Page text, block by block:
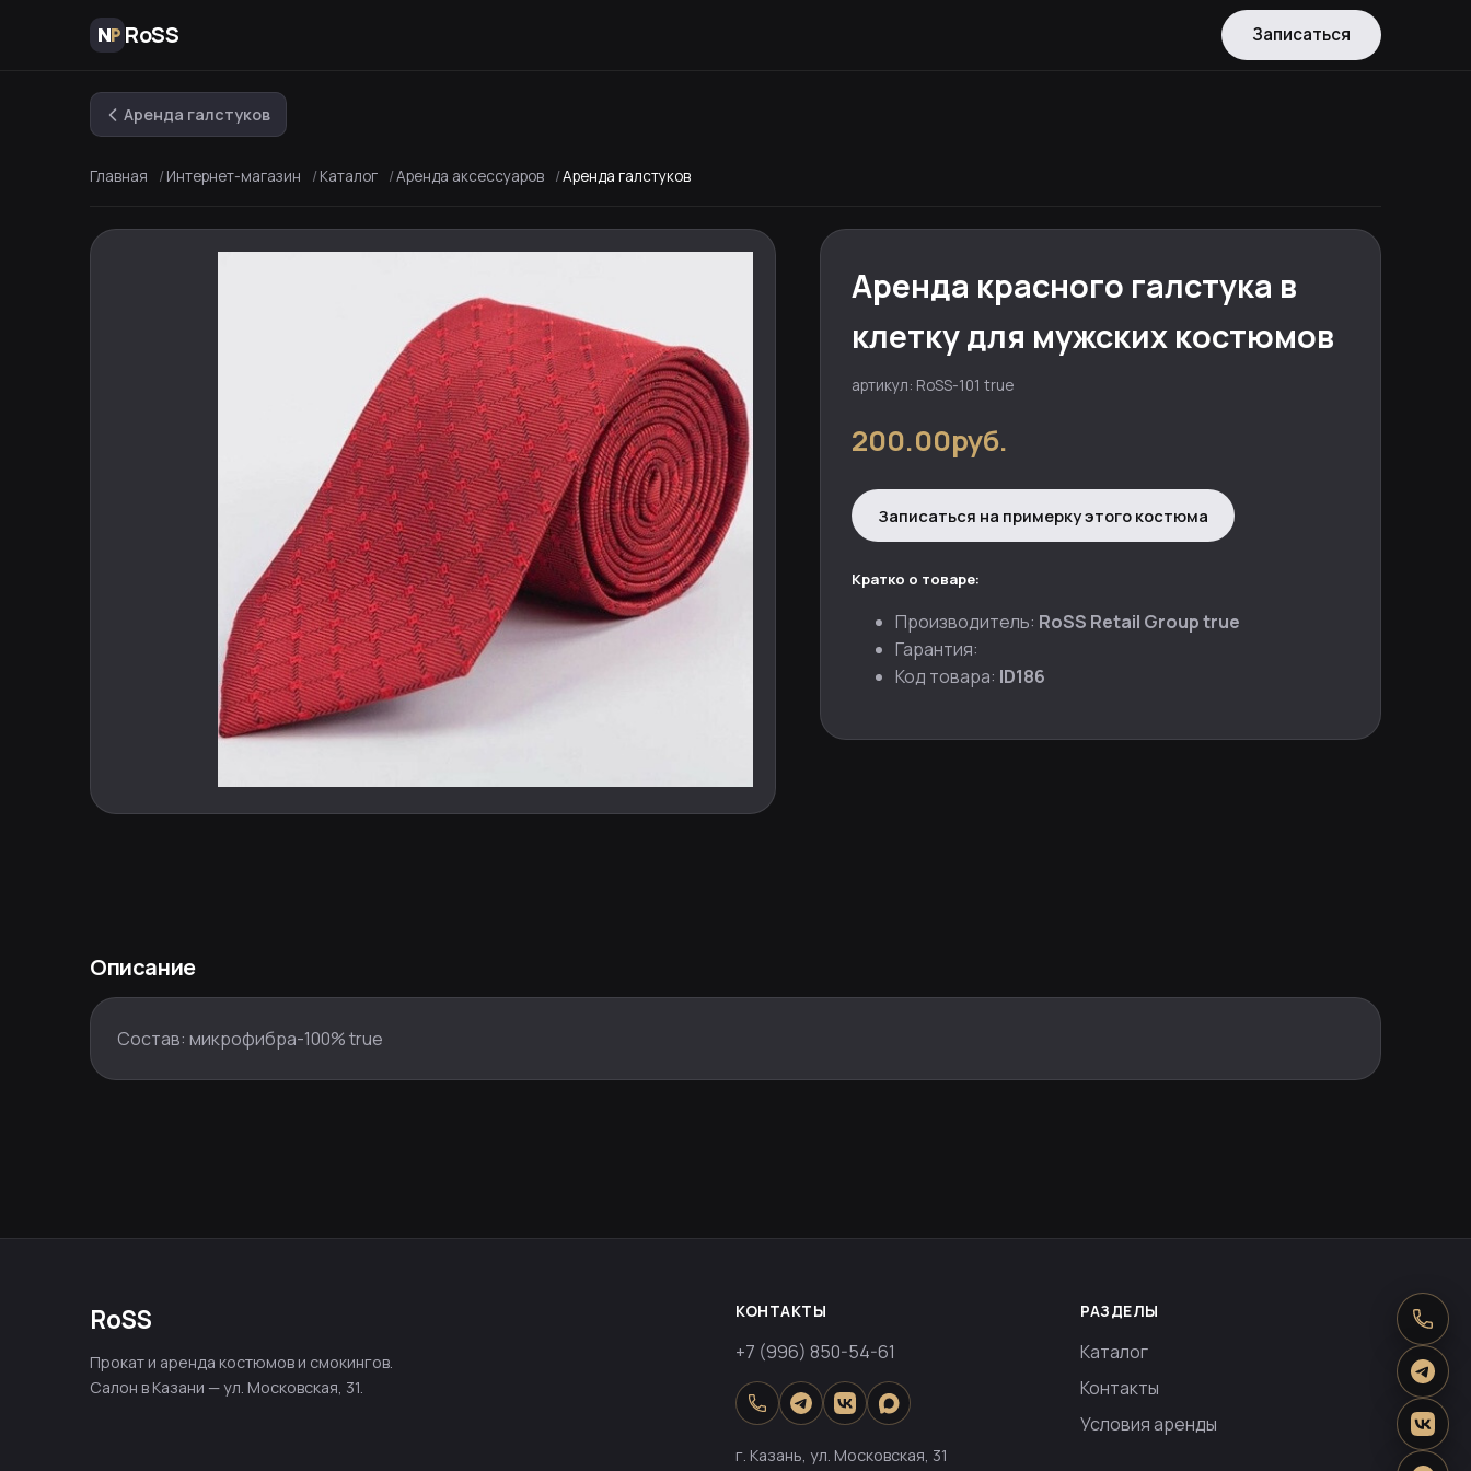
RoSS Записаться
Аренда галстуков
Главная Интернет-магазин Каталог Аренда аксессуаров Аренда галстуков
Аренда красного галстука в
клетку для мужских костюмов
артикул: RoSS-101 true
200.00руб.
Записаться на примерку этого костюма
Кратко о товаре:
Производитель: RoSS Retail Group true
Гарантия:
Код товара: ID186
Описание
Состав: микрофибра-100% true
RoSS
Прокат и аренда костюмов и смокингов.
Салон в Казани — ул. Московская, 31.
КОНТАКТЫ
+7 (996) 850-54-61
г. Казань, ул. Московская, 31
РАЗДЕЛЫ
Каталог
Контакты
Условия аренды